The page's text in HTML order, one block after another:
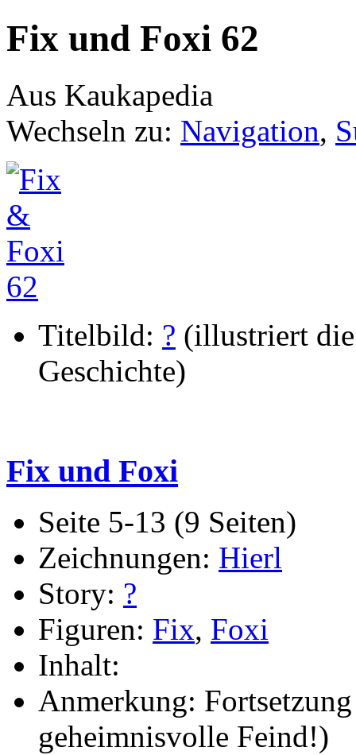
Fix und Foxi 62
Aus Kaukapedia
Wechseln zu: Navigation,
Titelbild: ? (illustriert die
Geschichte)
Fix und Foxi
Seite 5-13 (9 Seiten)
Zeichnungen: Hierl
Story: ?
Figuren: Fix, Foxi
Inhalt:
Anmerkung:
geheimnisvolle Feind!)